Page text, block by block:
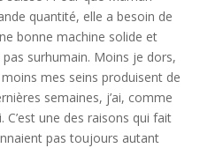
quantité, elle a besoin de
bonne machine solide et
pas surhumain. Moins je dors,
mes seins produisent de
semaines, j’ai, comme
une des raisons qui fait
pas toujours autant